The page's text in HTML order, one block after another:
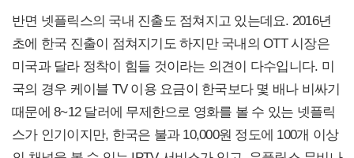
반면 넷플릭스의 국내 진출도 점쳐지고 있는데요. 2016년
초에 한국 진출이 점쳐지기도 하지만 국내의 OTT 시장은
미국과 달라 정착이 힘들 것이라는 의견이 다수입니다. 미
국의 경우 케이블 TV 이용 요금이 한국보다 몇 배나 비싸기
때문에 8~12 달러에 무제한으로 영화를 볼 수 있는 넷플릭
스가 인기이지만, 한국은 불과 10,000원 정도에 100개 이상